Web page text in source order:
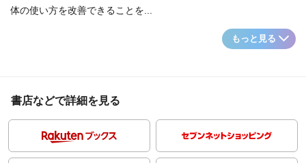
体の使い方を改善できることを...
もっと見る
書店などで詳細を見る